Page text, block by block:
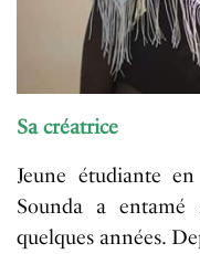
Sa créatrice
Jeune étudiante
Sounda a
quelques années.